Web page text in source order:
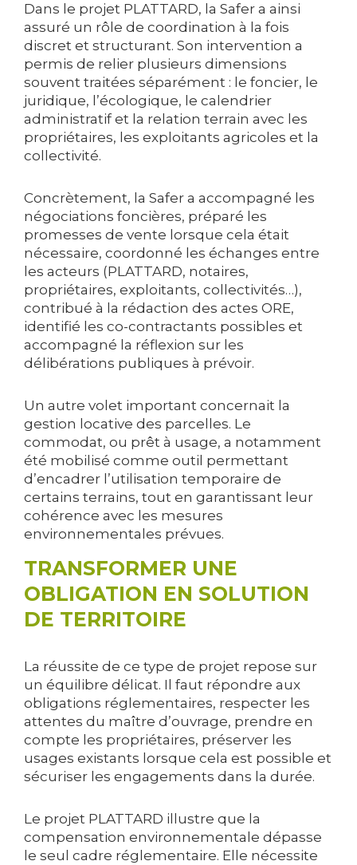
Dans le projet PLATTARD, la Safer a ainsi
assuré un rôle de coordination à la fois
discret et structurant. Son intervention a
permis de relier plusieurs dimensions
souvent traitées séparément : le foncier, le
juridique, l’écologique, le calendrier
administratif et la relation terrain avec les
propriétaires, les exploitants agricoles et la
collectivité.
Concrètement, la Safer a accompagné les
négociations foncières, préparé les
promesses de vente lorsque cela était
nécessaire, coordonné les échanges entre
les acteurs (PLATTARD, notaires,
propriétaires, exploitants, collectivités…),
contribué à la rédaction des actes ORE,
identifié les co-contractants possibles et
accompagné la réflexion sur les
délibérations publiques à prévoir.
Un autre volet important concernait la
gestion locative des parcelles. Le
commodat, ou prêt à usage, a notamment
été mobilisé comme outil permettant
d’encadrer l’utilisation temporaire de
certains terrains, tout en garantissant leur
cohérence avec les mesures
environnementales prévues.
TRANSFORMER UNE
OBLIGATION EN SOLUTION
DE TERRITOIRE
La réussite de ce type de projet repose sur
un équilibre délicat. Il faut répondre aux
obligations réglementaires, respecter les
attentes du maître d’ouvrage, prendre en
compte les propriétaires, préserver les
usages existants lorsque cela est possible et
sécuriser les engagements dans la durée.
Le projet PLATTARD illustre que la
compensation environnementale dépasse
le seul cadre réglementaire. Elle nécessite